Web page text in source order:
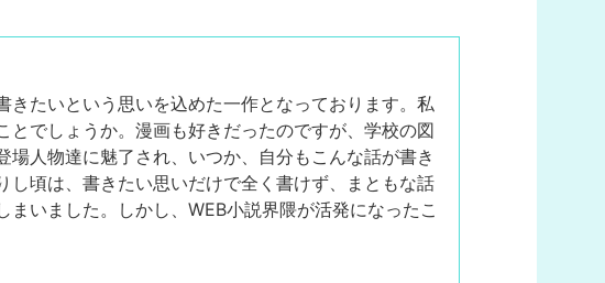
たいという思いを込めた一作となっております。私
でしょうか。漫画も好きだったのですが、学校の図
人物達に魅了され、いつか、自分もこんな話が書き
頃は、書きたい思いだけで全く書けず、まともな話
いました。しかし、WEB小説界隈が活発になったこ